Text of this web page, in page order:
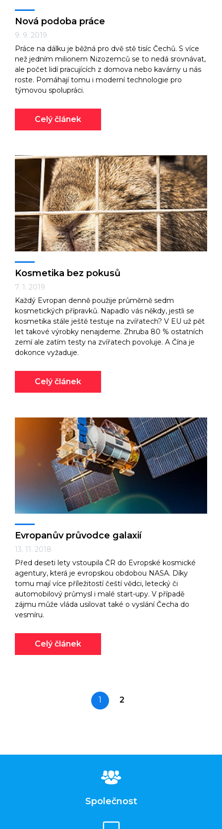
Nová podoba práce
9. 9. 2019
Práce na dálku je běžná pro dvě stě tisíc Čechů. S více
než jedním milionem Nizozemců se to nedá srovnávat,
ale počet lidí pracujících z domova nebo kavárny u nás
roste. Pomáhají tomu i moderní technologie pro
týmovou spolupráci.
Celý článek
Kosmetika bez pokusů
7. 1. 2019
Každý Evropan denně použije průměrně sedm
kosmetických přípravků. Napadlo vás někdy, jestli se
kosmetika stále ještě testuje na zvířatech? V EU už pět
let takové výrobky nenajdeme. Zhruba 80 % ostatních
zemí ale zatím testy na zvířatech povoluje. A Čína je
dokonce vyžaduje.
Celý článek
Evropanův průvodce galaxií
13. 11. 2018
Před deseti lety vstoupila ČR do Evropské kosmické
agentury, která je evropskou obdobou NASA. Díky
tomu mají více příležitostí čeští vědci, letecký či
automobilový průmysl i malé start-upy. V případě
zájmu může vláda usilovat také o vyslání Čecha do
vesmíru.
Celý článek
1 2
Společnost